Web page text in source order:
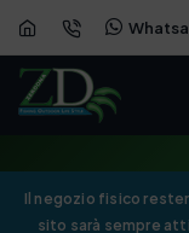
Il negozio fisico
sito sarà sempre